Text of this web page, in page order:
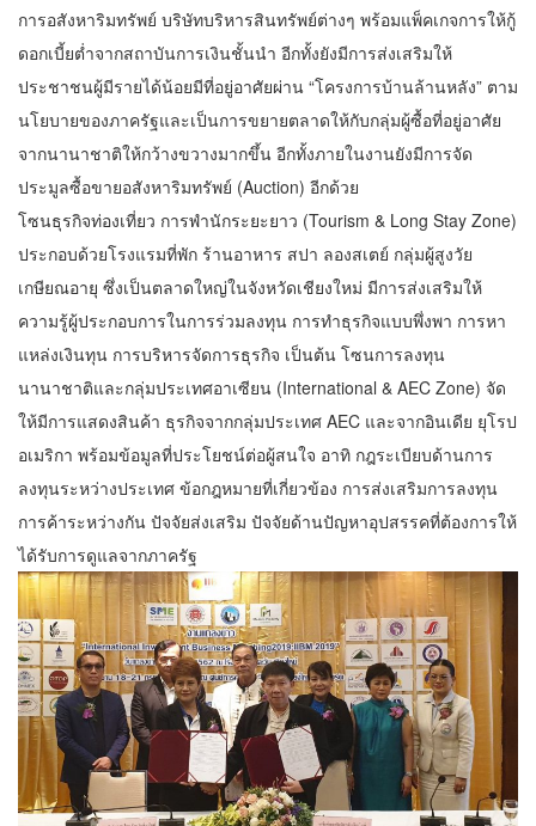
การอสังหาริมทรัพย์ บริษัทบริหารสินทรัพย์ต่างๆ พร้อมแพ็คเกจการให้กู้
ดอกเบี้ยต่ำจากสถาบันการเงินชั้นนำ อีกทั้งยังมีการส่งเสริมให้
ประชาชนผู้มีรายได้น้อยมีที่อยู่อาศัยผ่าน “โครงการบ้านล้านหลัง” ตาม
นโยบายของภาครัฐและเป็นการขยายตลาดให้กับกลุ่มผู้ซื้อที่อยู่อาศัย
จากนานาชาติให้กว้างขวางมากขึ้น อีกทั้งภายในงานยังมีการจัด
ประมูลซื้อขายอสังหาริมทรัพย์ (Auction) อีกด้วย
โซนธุรกิจท่องเที่ยว การพำนักระยะยาว (Tourism & Long Stay Zone)
ประกอบด้วยโรงแรมที่พัก ร้านอาหาร สปา ลองสเตย์ กลุ่มผู้สูงวัย
เกษียณอายุ ซึ่งเป็นตลาดใหญ่ในจังหวัดเชียงใหม่ มีการส่งเสริมให้
ความรู้ผู้ประกอบการในการร่วมลงทุน การทำธุรกิจแบบพึ่งพา การหา
แหล่งเงินทุน การบริหารจัดการธุรกิจ เป็นต้น โซนการลงทุน
นานาชาติและกลุ่มประเทศอาเซียน (International & AEC Zone) จัด
ให้มีการแสดงสินค้า ธุรกิจจากกลุ่มประเทศ AEC และจากอินเดีย ยุโรป
อเมริกา พร้อมข้อมูลที่ประโยชน์ต่อผู้สนใจ อาทิ กฎระเบียบด้านการ
ลงทุนระหว่างประเทศ ข้อกฎหมายที่เกี่ยวข้อง การส่งเสริมการลงทุน
การค้าระหว่างกัน ปัจจัยส่งเสริม ปัจจัยด้านปัญหาอุปสรรคที่ต้องการให้
ได้รับการดูแลจากภาครัฐ